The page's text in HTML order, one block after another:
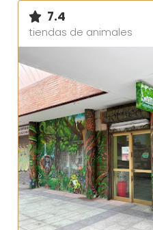
7.4
tiendas de animales